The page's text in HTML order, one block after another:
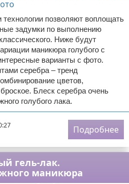
позволяют воплощать
задумки по выполнению
Ниже будут
маникюра голубого с
варианты с фото.
серебра – тренд
цветов,
Блеск серебра очень
голубого лака.
Подробнее
гель-лак.
маникюра